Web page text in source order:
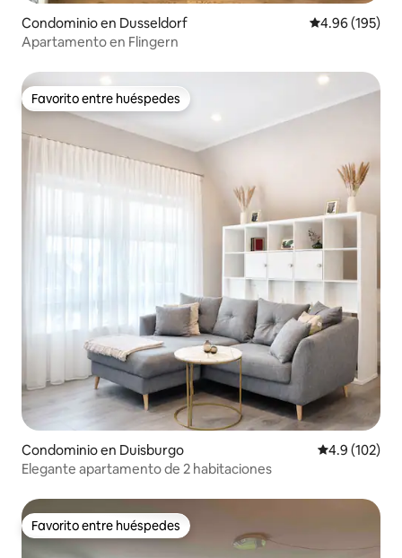
Condominio en Dusseldorf Calificación
4.96 (195)
Apartamento en Flingern
Favorito entre huéspedes
Favorito entre huéspedes
Condominio en Duisburgo Calificación
4.9 (102)
Elegante apartamento de 2 habitaciones
Favorito entre huéspedes
Favorito entre huéspedes